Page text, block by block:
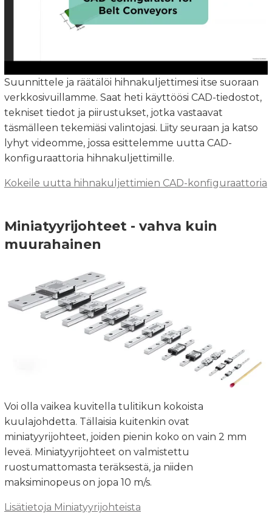
Suunnittele ja räätälöi hihnakuljettimesi itse suoraan
verkkosivuillamme. Saat heti käyttöösi CAD-tiedostot,
tekniset tiedot ja piirustukset, jotka vastaavat
täsmälleen tekemiäsi valintojasi. Liity seuraan ja katso
lyhyt videomme, jossa esittelemme uutta CAD-
konfiguraattoria hihnakuljettimille.
Kokeile uutta hihnakuljettimien CAD-konfiguraattoria
Miniatyyrijohteet - vahva kuin
muurahainen
Voi olla vaikea kuvitella tulitikun kokoista
kuulajohdetta. Tällaisia kuitenkin ovat
miniatyyrijohteet, joiden pienin koko on vain 2 mm
leveä. Miniatyyrijohteet on valmistettu
ruostumattomasta teräksestä, ja niiden
maksiminopeus on jopa 10 m/s.
Lisätietoja Miniatyyrijohteista